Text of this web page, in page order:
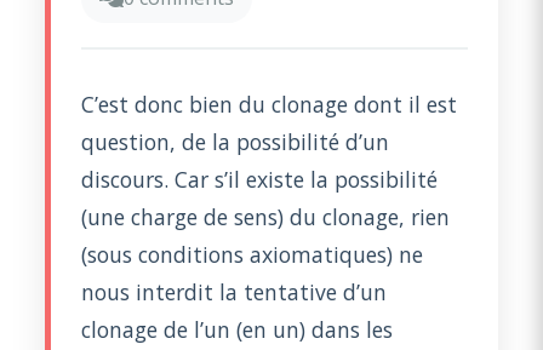
C’est donc bien du clonage dont il est
question, de la possibilité d’un
discours. Car s’il existe la possibilité
(une charge de sens) du clonage, rien
(sous conditions axiomatiques) ne
nous interdit la tentative d’un
clonage de l’un (en un) dans les